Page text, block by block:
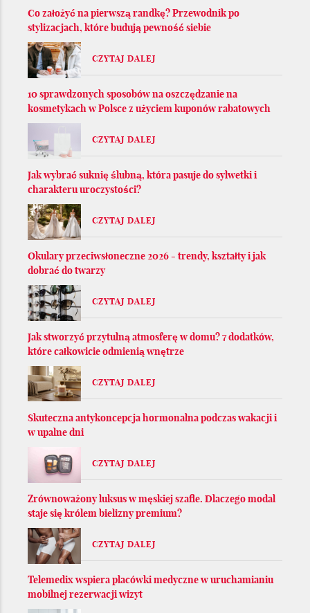
Co założyć na pierwszą randkę? Przewodnik po
stylizacjach, które budują pewność siebie
CZYTAJ DALEJ
10 sprawdzonych sposobów na oszczędzanie na
kosmetykach w Polsce z użyciem kuponów rabatowych
CZYTAJ DALEJ
Jak wybrać suknię ślubną, która pasuje do sylwetki i
charakteru uroczystości?
CZYTAJ DALEJ
Okulary przeciwsłoneczne 2026 - trendy, kształty i jak
dobrać do twarzy
CZYTAJ DALEJ
Jak stworzyć przytulną atmosferę w domu? 7 dodatków,
które całkowicie odmienią wnętrze
CZYTAJ DALEJ
Skuteczna antykoncepcja hormonalna podczas wakacji i
w upalne dni
CZYTAJ DALEJ
Zrównoważony luksus w męskiej szafie. Dlaczego modal
staje się królem bielizny premium?
CZYTAJ DALEJ
Telemedix wspiera placówki medyczne w uruchamianiu
mobilnej rezerwacji wizyt